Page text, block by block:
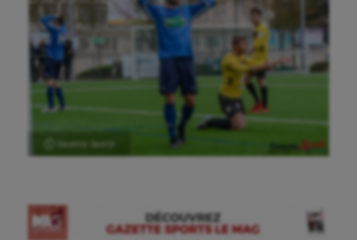
Ⓒ Gazette Sports